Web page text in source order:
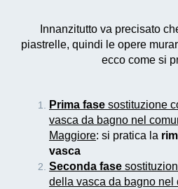
Innanzitutto va precisato
piastrelle, quindi le opere
ecco come si
Prima fase sostituzione
vasca da bagno nel
Maggiore: si pratica la
vasca
Seconda fase
della vasca da bagno nel